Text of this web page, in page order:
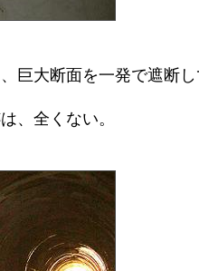
巨大断面を一発で遮断
、全くない。